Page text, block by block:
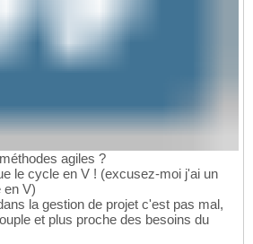
agiles ?
le cycle en V ! (excusez-moi j'ai un
en V)
la gestion de projet c'est pas mal,
et plus proche des besoins du